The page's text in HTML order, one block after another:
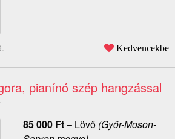
Kedvencekbe
pianínó szép hangzással
85 000 Ft– Lövő(Győr-Moson-